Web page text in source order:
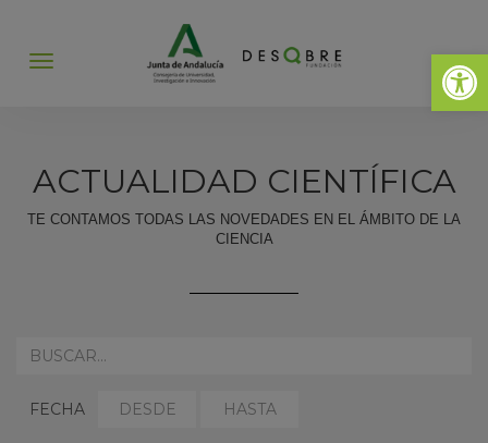
Abrir
Abrir
ACTUALIDAD CIENTÍFICA
TE CONTAMOS TODAS LAS NOVEDADES EN EL ÁMBITO DE LA
CIENCIA
REALIZA
AQUÍ
BÚSQUEDA:
FECHA
SELECCIONAR
FECHA
SELECCIONAR
FECHA